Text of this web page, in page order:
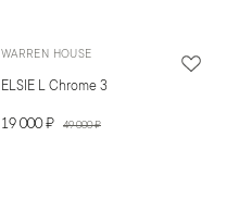
WARREN HOUSE
ELSIE L Chrome 3
19 000 ₽ 49 000 ₽